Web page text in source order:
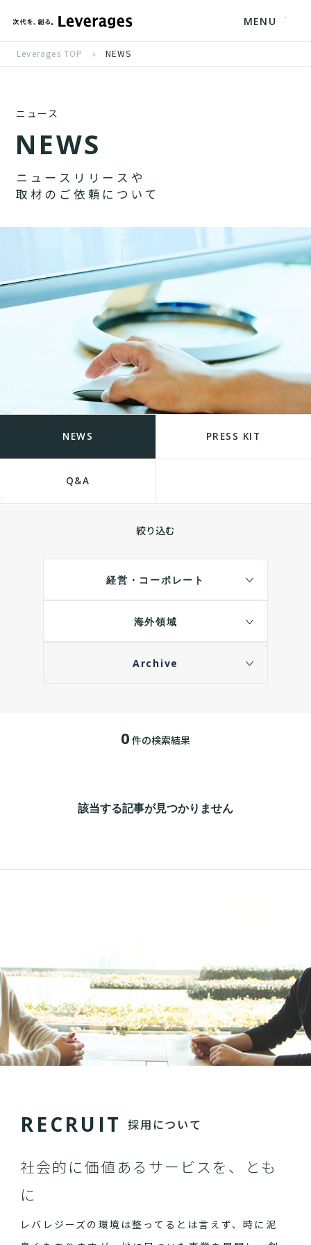
MENU
Leverages TOP NEWS
ニュース
NEWS
ニ ュ ー ス リ リ ー ス や
取 材 の ご 依 頼 に つ い て
NEWS PRESS KIT
Q&A
絞り込む
経営・コーポレート
海外領域
Archive
0 件の検索結果
該当する記事が見つかりません
RECRU IT 採用について
社会的に価値あるサービスを、とも
に
レバレジーズの環境は整ってるとは言えず、時に泥